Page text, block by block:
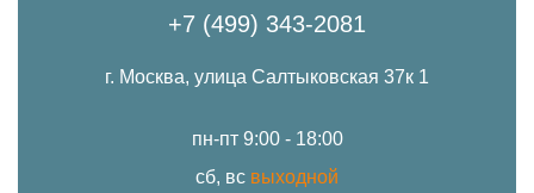
+7 (499) 343-2081
г. Москва, улица Салтыковская 37к 1
пн-пт 9:00 - 18:00
сб, вс выходной